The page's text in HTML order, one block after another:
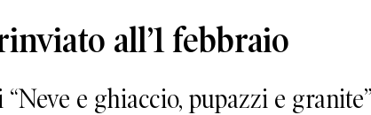
all’1 febbraio
e ghiaccio, pupazzi e